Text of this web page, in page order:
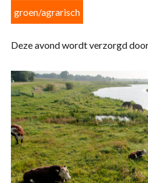
groen/agrarisch
Deze avond wordt verzorgd